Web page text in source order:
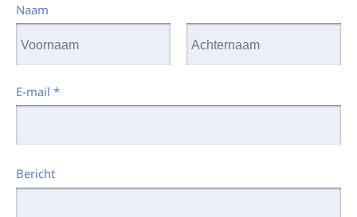
Naam
E-mail *
Bericht